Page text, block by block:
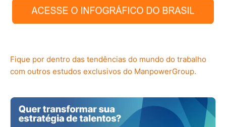
Fique por dentro das tendências do mundo do trabalho
com outros estudos exclusivos do ManpowerGroup.